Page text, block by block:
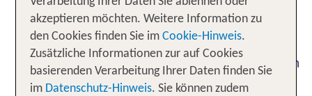
Highlightsder Spitzenküche, entspanne in
großzügigen Wellness-Bereichenund erlebe
atemberaubende Ausblicke über die Stadt. Mit
einer solchen Unterkunft fühlt sich jeder Moment in
Berlin wiepurer Luxusan!
akzeptieren möchten. Weitere Information zu
den Cookies finden Sie im Cookie-Hinweis.
Zusätzliche Informationen zur auf Cookies
basierenden Verarbeitung Ihrer Daten finden Sie
im Datenschutz-Hinweis. Sie können zudem